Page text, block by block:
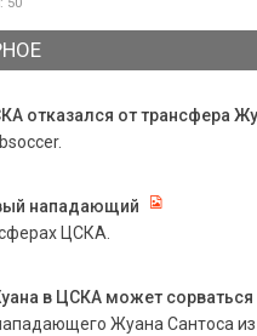
отказался от трансфера
нападающий
ЦСКА.
в ЦСКА может сорваться
Жуана Сантоса